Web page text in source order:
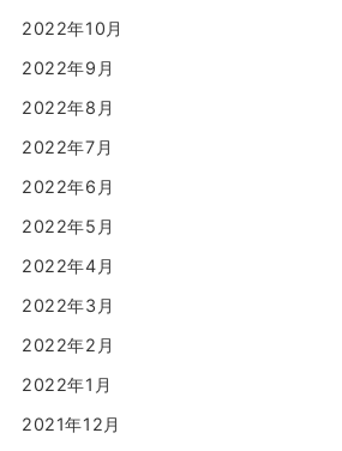
2022年10月
2022年9月
2022年8月
2022年7月
2022年6月
2022年5月
2022年4月
2022年3月
2022年2月
2022年1月
2021年12月